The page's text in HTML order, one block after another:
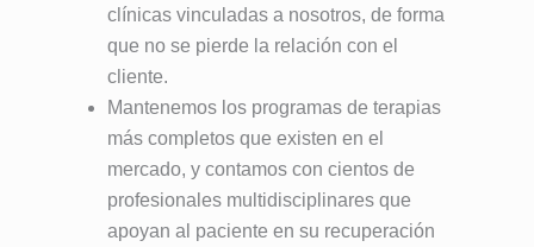
clínicas vinculadas a nosotros, de forma
que no se pierde la relación con el
cliente.
Mantenemos los programas de terapias
más completos que existen en el
mercado, y contamos con cientos de
profesionales multidisciplinares que
apoyan al paciente en su recuperación